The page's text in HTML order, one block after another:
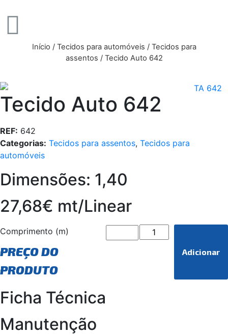
Início / Tecidos para automóveis / Tecidos para
assentos / Tecido Auto 642
Tecido Auto 642
REF: 642
Categorias: Tecidos para assentos, Tecidos para
automóveis
Dimensões: 1,40
27,68€ mt/Linear
Comprimento (m)
PREÇO DO
PRODUTO
Adicionar
Ficha Técnica
Manutenção